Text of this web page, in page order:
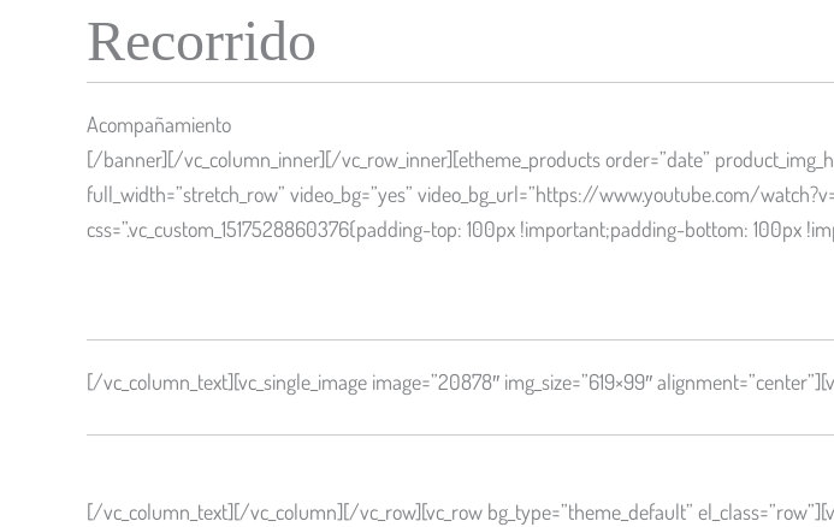
Recorrido
Acompañamiento
[/banner][/vc_column_inner][/vc_row_inner][etheme_products order=”date”
full_width=”stretch_row” video_bg=”yes” video_bg_url=”https://www.youtube.com/
css=”.vc_custom_1517528860376{padding-top: 100px !important;padding-bottom: 100px
[/vc_column_text][vc_single_image image=”20878″ img_size=”619×99″
[/vc_column_text][/vc_column][/vc_row][vc_row bg_type=”theme_default”